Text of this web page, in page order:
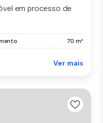
em processo de
70 m²
Ver mais